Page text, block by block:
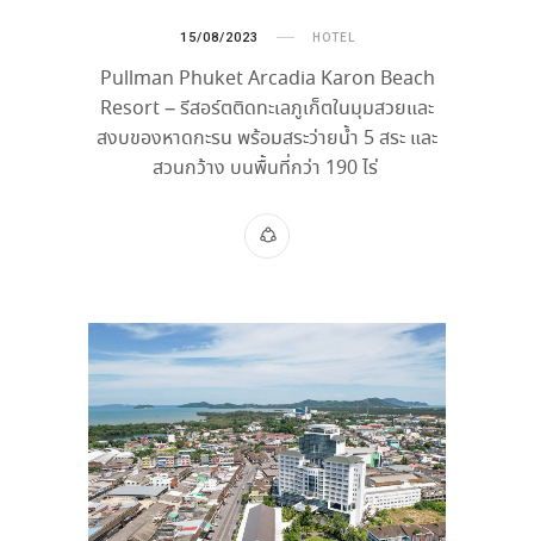
15/08/2023 HOTEL
Pullman Phuket Arcadia Karon Beach
Resort – รีสอร์ตติดทะเลภูเก็ตในมุมสวยและ
สงบของหาดกะรน พร้อมสระว่ายน้ำ 5 สระ และ
สวนกว้าง บนพื้นที่กว่า 190 ไร่